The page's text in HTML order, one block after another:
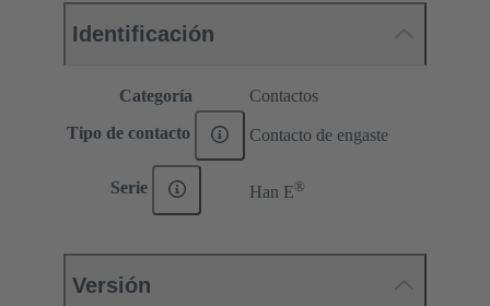
Identificación
Categoría Contactos
Tipo de contacto Contacto de engaste
Serie Han E®
Versión